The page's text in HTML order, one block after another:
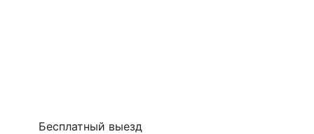
Бесплатный выезд